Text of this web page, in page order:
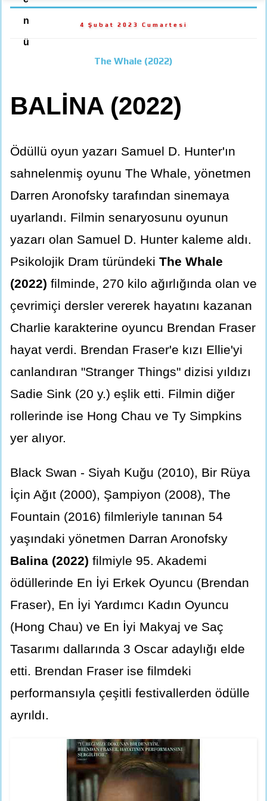
n
ü
4 Şubat 2023 Cumartesi
The Whale (2022)
BALİNA (2022)
Ödüllü oyun yazarı Samuel D. Hunter'ın
sahnelenmiş oyunu The Whale, yönetmen
Darren Aronofsky tarafından sinemaya
uyarlandı. Filmin senaryosunu oyunun
yazarı olan Samuel D. Hunter kaleme aldı.
Psikolojik Dram türündeki The Whale
(2022) filminde, 270 kilo ağırlığında olan ve
çevrimiçi dersler vererek hayatını kazanan
Charlie karakterine oyuncu Brendan Fraser
hayat verdi. Brendan Fraser'e kızı Ellie'yi
canlandıran "Stranger Things" dizisi yıldızı
Sadie Sink (20 y.) eşlik etti. Filmin diğer
rollerinde ise Hong Chau ve Ty Simpkins
yer alıyor.
Black Swan - Siyah Kuğu (2010), Bir Rüya
İçin Ağıt (2000), Şampiyon (2008), The
Fountain (2016) filmleriyle tanınan 54
yaşındaki yönetmen Darran Aronofsky
Balina (2022) filmiyle 95. Akademi
ödüllerinde En İyi Erkek Oyuncu (Brendan
Fraser), En İyi Yardımcı Kadın Oyuncu
(Hong Chau) ve En İyi Makyaj ve Saç
Tasarımı dallarında 3 Oscar adaylığı elde
etti. Brendan Fraser ise filmdeki
performansıyla çeşitli festivallerden ödülle
ayrıldı.